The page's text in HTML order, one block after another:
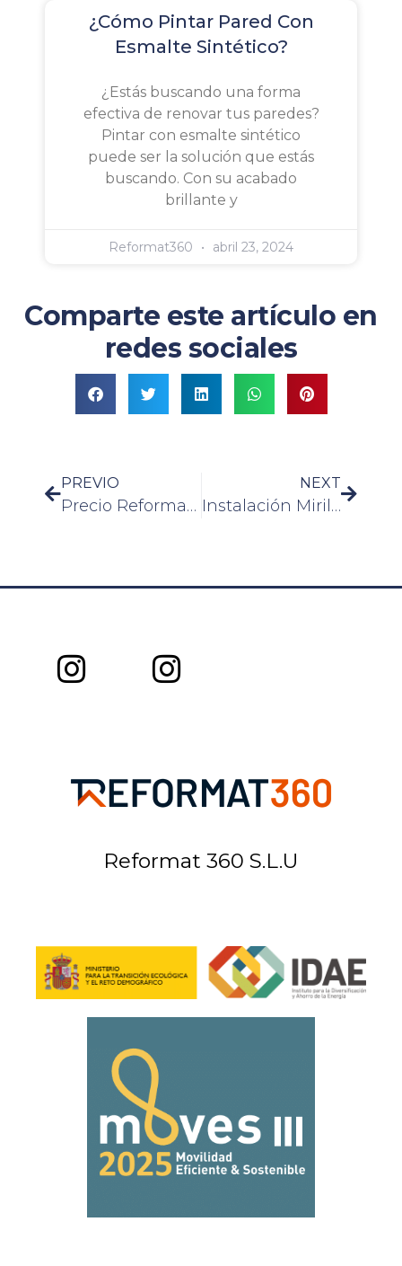
¿Cómo Pintar Pared Con
Esmalte Sintético?
¿Estás buscando una forma
efectiva de renovar tus paredes?
Pintar con esmalte sintético
puede ser la solución que estás
buscando. Con su acabado
brillante y
Reformat360 abril 23, 2024
Comparte este artículo en
redes sociales
PREVIO
Precio Reforma Integral Casa de Pueblo 200 metros
NEXT
Instalación Mirilla Puerta
Reformat 360 S.L.U